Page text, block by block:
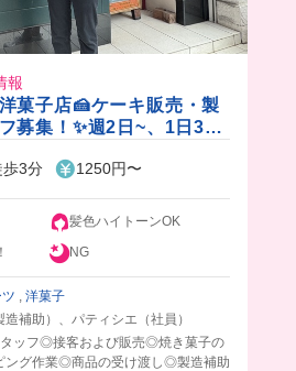
報
菓子店🍰ケーキ販売・製
募集！✨週2日~、1日3時
3分 1250円〜
髪色ハイトーンOK
NG
, 洋菓子
補助）、パティシエ（社員）
ッフ◎接客および販売◎焼き菓子の
ング作業◎商品の受け渡し◎製造補助